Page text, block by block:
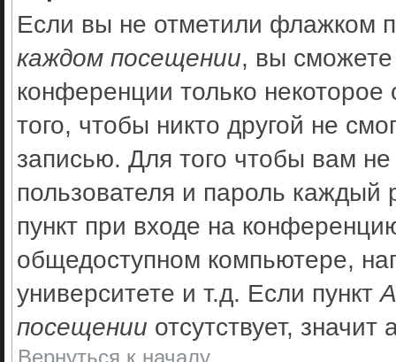
Если вы не отметили флажком
каждом посещении, вы
конференции только
того, чтобы никто другой не
записью. Для того чтобы вам
пользователя и пароль
пункт при входе на
общедоступном компьютере,
университете и т.д. Если пункт
посещении отсутствует,